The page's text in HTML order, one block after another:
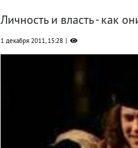
Личность и власть - как
1 декабря 2011, 15:28